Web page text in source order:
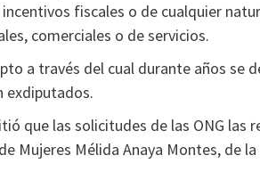
fiscales o de cualquier
comerciales o de servicios.
a través del cual durante años se
exdiputados.
que las solicitudes de las ONG las
Mujeres Mélida Anaya Montes, de la